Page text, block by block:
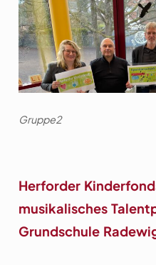
Gruppe2
Herforder
musikalisches
Grundschule